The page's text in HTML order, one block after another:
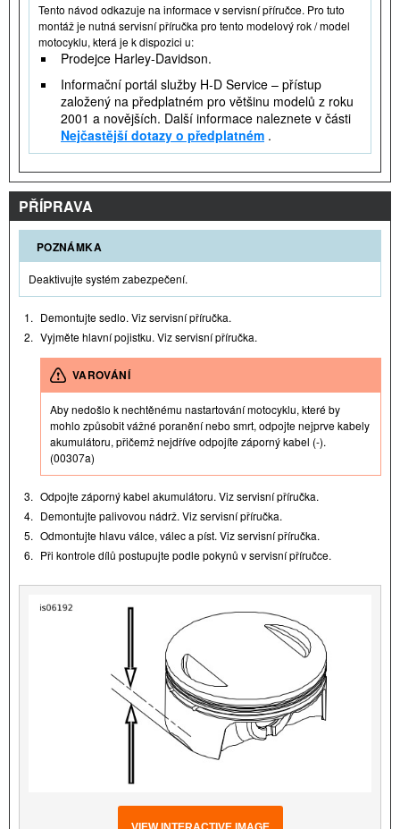
Tento návod odkazuje na informace v servisní příručce. Pro tuto
montáž je nutná servisní příručka pro tento modelový rok / model
motocyklu, která je k dispozici u:
Prodejce Harley-Davidson.
Informační portál služby H-D Service – přístup
založený na předplatném pro většinu modelů z roku
2001 a novějších. Další informace naleznete v části
Nejčastější dotazy o předplatném .
PŘÍPRAVA
POZNÁMKA
Deaktivujte systém zabezpečení.
1. Demontujte sedlo. Viz servisní příručka.
2. Vyjměte hlavní pojistku. Viz servisní příručka.
VAROVÁNÍ
Aby nedošlo k nechtěnému nastartování motocyklu, které by
mohlo způsobit vážné poranění nebo smrt, odpojte nejprve kabely
akumulátoru, přičemž nejdříve odpojíte záporný kabel (-).
(00307a)
3. Odpojte záporný kabel akumulátoru. Viz servisní příručka.
4. Demontujte palivovou nádrž. Viz servisní příručka.
5. Odmontujte hlavu válce, válec a píst. Viz servisní příručka.
6. Při kontrole dílů postupujte podle pokynů v servisní příručce.